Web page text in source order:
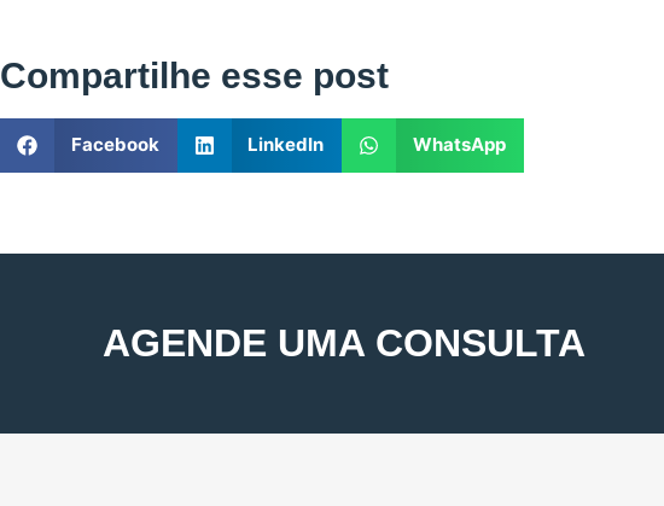
Compartilhe esse post
Facebook LinkedIn WhatsApp
AGENDE UMA CONSULTA